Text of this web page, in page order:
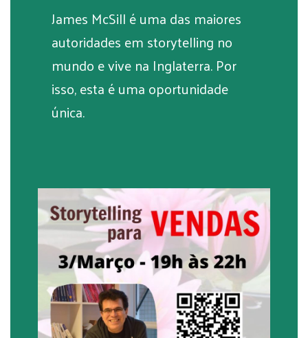
James McSill é uma das maiores
autoridades em storytelling no
mundo e vive na Inglaterra. Por
isso, esta é uma oportunidade
única.